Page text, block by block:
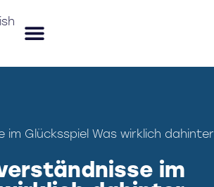
im Glücksspiel Was wirklich dahinter
im